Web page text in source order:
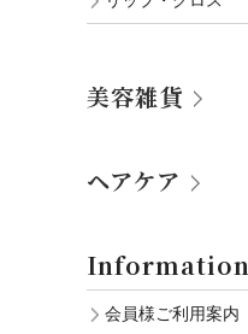
美容雑貨
ヘアケア
Information
会員様ご利用案内